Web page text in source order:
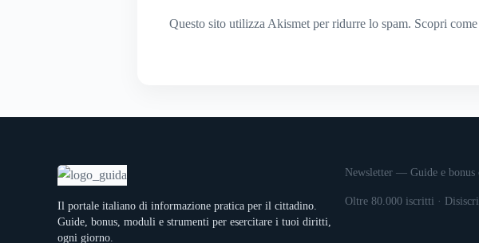
Questo sito utilizza Akismet per ridurre lo spam. Scopri
Il portale italiano di informazione pratica per il cittadino.
Guide, bonus, moduli e strumenti per esercitare i tuoi diritti,
ogni giorno.
Newsletter — Guide e bonus
Oltre 80.000 iscritti ·